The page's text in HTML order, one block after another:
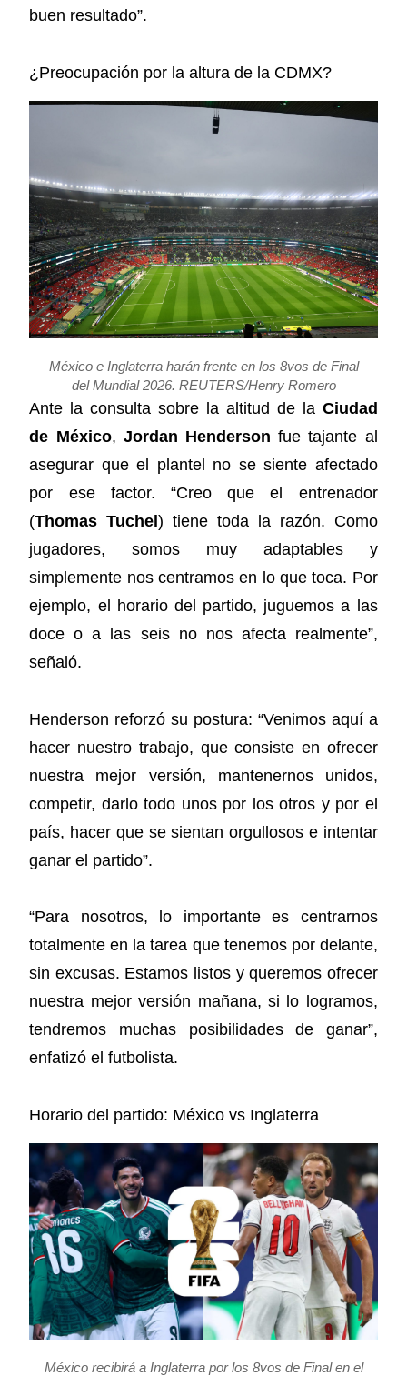
buen resultado”.
¿Preocupación por la altura de la CDMX?
México e Inglaterra harán frente en los 8vos de Final
del Mundial 2026. REUTERS/Henry Romero
Ante la consulta sobre la altitud de la Ciudad
de México, Jordan Henderson fue tajante al
asegurar que el plantel no se siente afectado
por ese factor. “Creo que el entrenador
(Thomas Tuchel) tiene toda la razón. Como
jugadores, somos muy adaptables y
simplemente nos centramos en lo que toca. Por
ejemplo, el horario del partido, juguemos a las
doce o a las seis no nos afecta realmente”,
señaló.
Henderson reforzó su postura: “Venimos aquí a
hacer nuestro trabajo, que consiste en ofrecer
nuestra mejor versión, mantenernos unidos,
competir, darlo todo unos por los otros y por el
país, hacer que se sientan orgullosos e intentar
ganar el partido”.
“Para nosotros, lo importante es centrarnos
totalmente en la tarea que tenemos por delante,
sin excusas. Estamos listos y queremos ofrecer
nuestra mejor versión mañana, si lo logramos,
tendremos muchas posibilidades de ganar”,
enfatizó el futbolista.
Horario del partido: México vs Inglaterra
México recibirá a Inglaterra por los 8vos de Final en el